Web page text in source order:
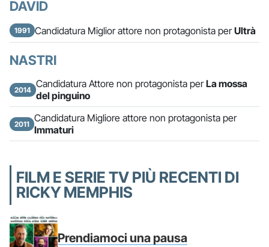
DAVID
1991 Candidatura Miglior attore non protagonista perUltrà
NASTRI
2014 Candidatura Attore non protagonista perLa mossa
del pinguino
2011 Candidatura Migliore attore non protagonista per
Immaturi
FILM E SERIE TV PIÙ RECENTI DI
RICKY MEMPHIS
Prendiamoci una pausa